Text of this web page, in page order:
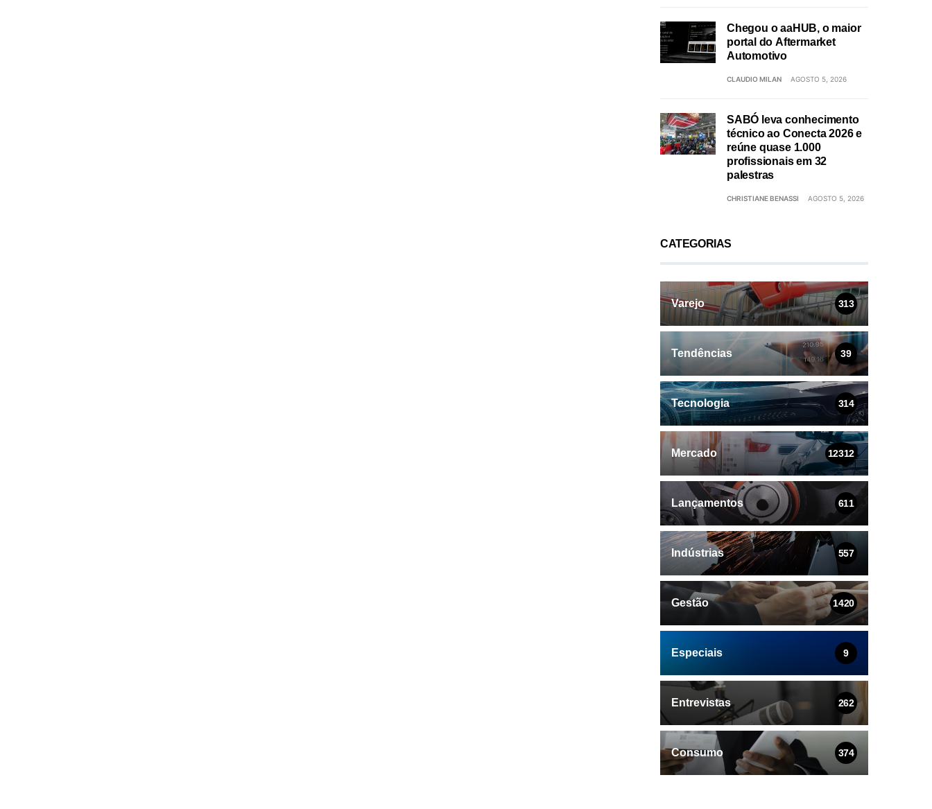
Chegou o aaHUB, o maior
portal do Aftermarket
Automotivo
CLAUDIO MILAN AGOSTO 5, 2026
SABÓ leva conhecimento
técnico ao Conecta 2026 e
reúne quase 1.000
profissionais em 32
palestras
CHRISTIANE BENASSI AGOSTO 5, 2026
CATEGORIAS
Varejo 313
Tendências 39
Tecnologia 314
Mercado 12312
Lançamentos 611
Indústrias 557
Gestão 1420
Especiais 9
Entrevistas 262
Consumo 374